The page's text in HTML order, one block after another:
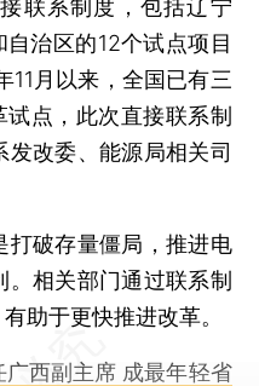
联系制度，包括辽宁
治区的12个试点项目
11月以来，全国已有三
点，此次直接联系制
改委、能源局相关司
打破存量僵局，推进电
。相关部门通过联系制
助于更快推进改革。
西副主席 成最年轻省